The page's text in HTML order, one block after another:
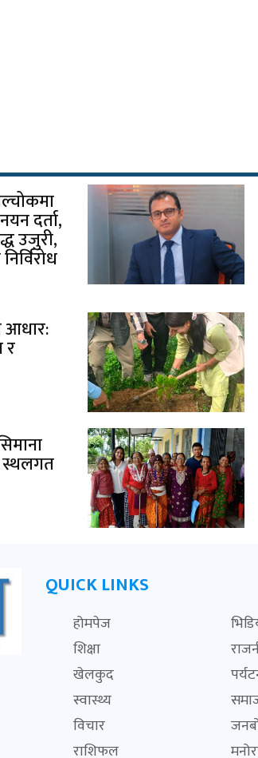
दर्ता,
उजुरी,
आधार:
र
स्थलगत
QUICK LINKS
होमपेज
शिक्षा
खेलकुद
स्वास्थ्य
विचार
राशिफल